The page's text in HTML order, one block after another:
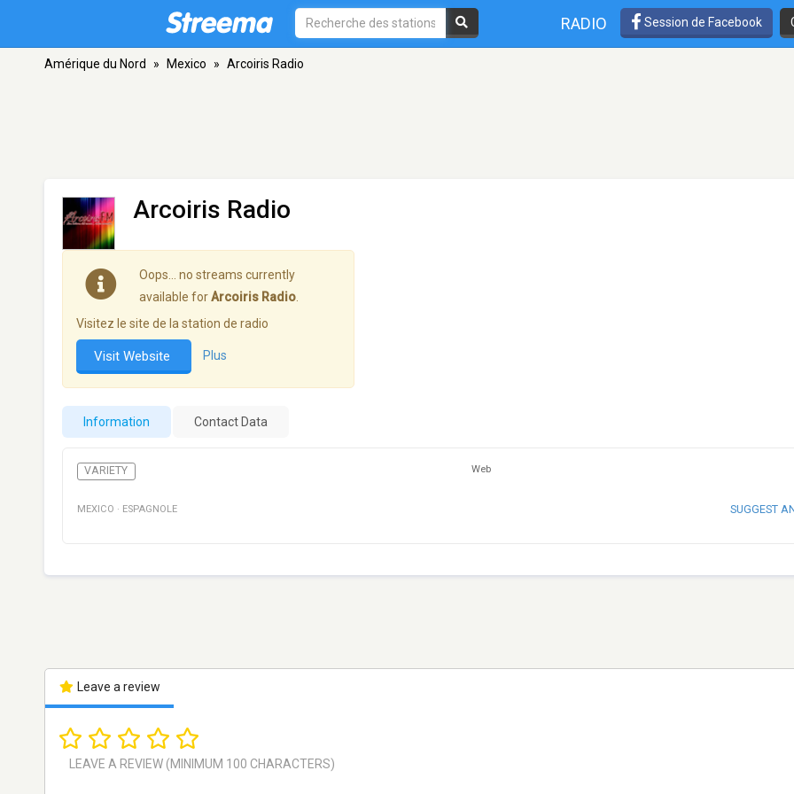
RADIO Session de Facebook
Amérique du Nord » Mexico » Arcoiris Radio
Arcoiris Radio
Oops… no streams currently
available forArcoiris Radio
Visitez le site de la station de radio
Visit Website Plus
Information Contact Data
VARIETY Web
MEXICO · ESPAGNOLE SUGGEST
Leave a review